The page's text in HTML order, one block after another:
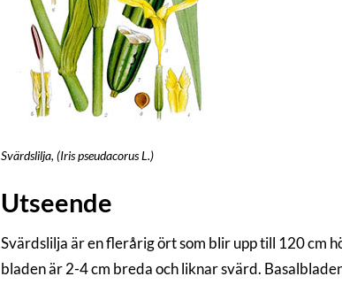
Svärdslilja, (Iris pseudacorus L.)
Utseende
Svärdslilja är en flerårig ört som blir upp till 120 cm
bladen är 2-4 cm breda och liknar svärd.